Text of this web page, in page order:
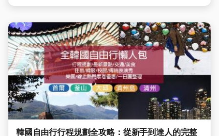
韓國自由行行程規劃全攻略：從新手到達人的完整